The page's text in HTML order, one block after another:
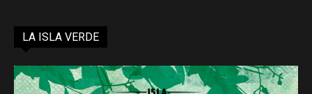
LA ISLA VERDE